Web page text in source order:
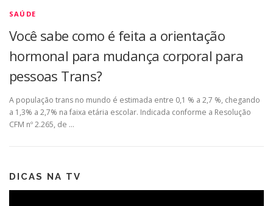
SAÚDE
Você sabe como é feita a orientação
hormonal para mudança corporal para
pessoas Trans?
A população trans no mundo é estimada entre 0,1 % a 2,7 %, chegando
a 1,3% a 2,7% na faixa etária escolar. Indicada conforme a Resolução
CFM nº 2.265, de …
DICAS NA TV